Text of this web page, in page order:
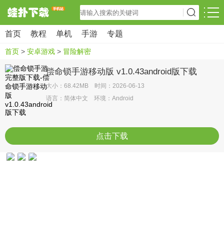
首页 教程 单机 手游 专题
首页 > 安卓游戏 > 冒险解密
偿命锁手游移动版 v1.0.43android版下载
大小：68.42MB 时间：2026-06-13
语言：简体中文 环境：Android
点击下载